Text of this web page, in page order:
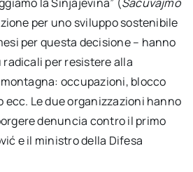
per uno sviluppo sostenibile
per questa decisione – hanno
per resistere alla
occupazioni, blocco
ecc. Le due organizzazioni hanno
denuncia contro il primo
e il ministro della Difesa